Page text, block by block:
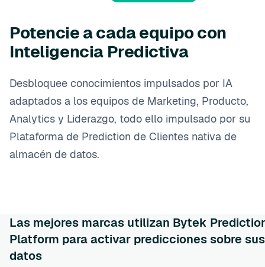
Potencie a cada equipo con
Inteligencia Predictiva
Desbloquee conocimientos impulsados por IA
adaptados a los equipos de Marketing, Producto,
Analytics y Liderazgo, todo ello impulsado por su
Plataforma de Prediction de Clientes nativa de
almacén de datos.
Las mejores marcas utilizan Bytek
Platform para activar predicciones sobre sus
datos